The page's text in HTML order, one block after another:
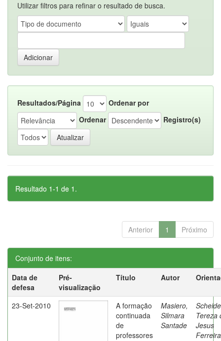
Utilizar filtros para refinar o resultado de busca.
Resultados/Página
Ordenar por
Ordenar
Registro(s)
Resultado 1-1 de 1.
Anterior 1 Próximo
Conjunto de itens:
Data de
defesa
Pré-
visualização
Título Autor
23-Set-2010
A formação
continuada
de
professores
Masiero,
Silmara
Santade
Tereza
Jesus
Ferreira